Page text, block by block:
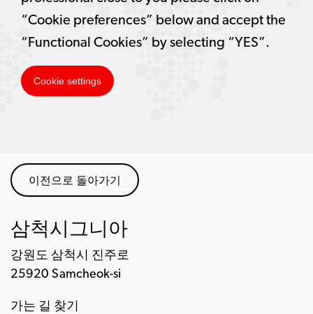
이전으로 돌아가기
삼척시그니아
강원도 삼척시 진주로
25920 Samcheok-si
가는 길 찾기
“Cookie preferences” below and accept the
“Functional Cookies” by selecting “YES”.
Cookie settings